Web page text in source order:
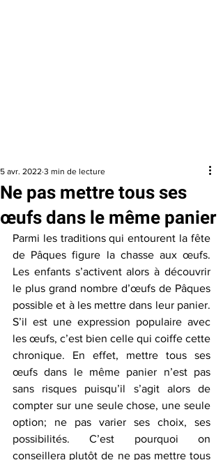
Ne pas mettre tous ses
œufs dans le même panier
5 avr. 2022 3 min de lecture
Parmi les traditions qui entourent la fête
de Pâques figure la chasse aux œufs.
Les enfants s’activent alors à découvrir
le plus grand nombre d’œufs de Pâques
possible et à les mettre dans leur panier.
S’il est une expression populaire avec
les œufs, c’est bien celle qui coiffe cette
chronique. En effet, mettre tous ses
œufs dans le même panier n’est pas
sans risques puisqu’il s’agit alors de
compter sur une seule chose, une seule
option; ne pas varier ses choix, ses
possibilités. C’est pourquoi on
conseillera plutôt de ne pas mettre tous